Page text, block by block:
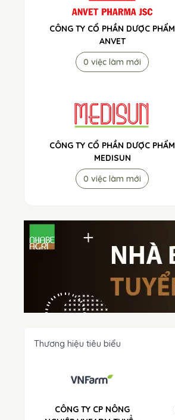
CÔNG TY CỔ PHẦN DƯỢC PHẨM
ANVET
0 việc làm mới
CÔNG TY CỔ PHẦN DƯỢC PHẨM
MEDISUN
0 việc làm mới
Thương hiệu tiêu biểu
CÔNG TY CP NÔNG